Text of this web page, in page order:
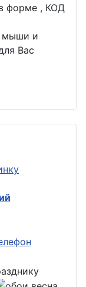
форме , КОД
мыши и
Вас